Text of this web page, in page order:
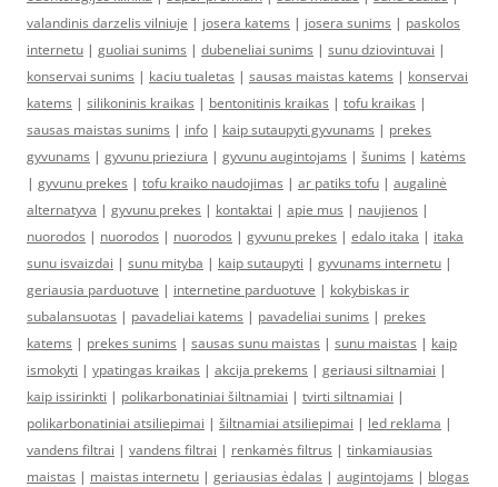
valandinis darzelis vilniuje | josera katems | josera sunims | paskolos
internetu | guoliai sunims | dubeneliai sunims | sunu dziovintuvai |
konservai sunims | kaciu tualetas | sausas maistas katems | konservai
katems | silikoninis kraikas | bentonitinis kraikas | tofu kraikas |
sausas maistas sunims | info | kaip sutaupyti gyvunams | prekes
gyvunams | gyvunu prieziura | gyvunu augintojams | šunims | katėms
| gyvunu prekes | tofu kraiko naudojimas | ar patiks tofu | augalinė
alternatyva | gyvunu prekes | kontaktai | apie mus | naujienos |
nuorodos | nuorodos | nuorodos | gyvunu prekes | edalo itaka | itaka
sunu isvaizdai | sunu mityba | kaip sutaupyti | gyvunams internetu |
geriausia parduotuve | internetine parduotuve | kokybiskas ir
subalansuotas | pavadeliai katems | pavadeliai sunims | prekes
katems | prekes sunims | sausas sunu maistas | sunu maistas | kaip
ismokyti | ypatingas kraikas | akcija prekems | geriausi siltnamiai |
kaip issirinkti | polikarbonatiniai šiltnamiai | tvirti siltnamiai |
polikarbonatiniai atsiliepimai | šiltnamiai atsiliepimai | led reklama |
vandens filtrai | vandens filtrai | renkamės filtrus | tinkamiausias
maistas | maistas internetu | geriausias ėdalas | augintojams | blogas